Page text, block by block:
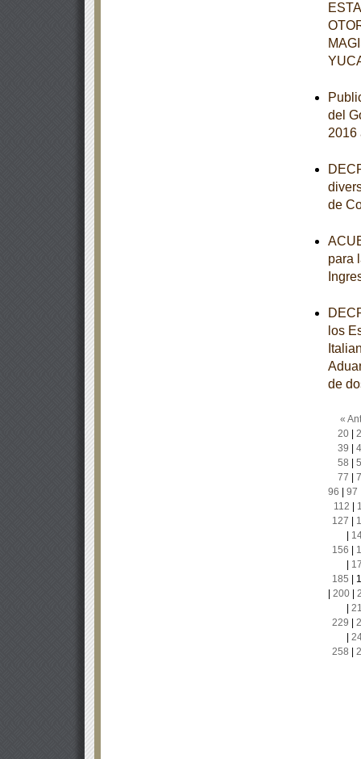
del
2016
de
para
los
de
«
20|
39
58
77
96
97
112
127
156
185
200|
229
258